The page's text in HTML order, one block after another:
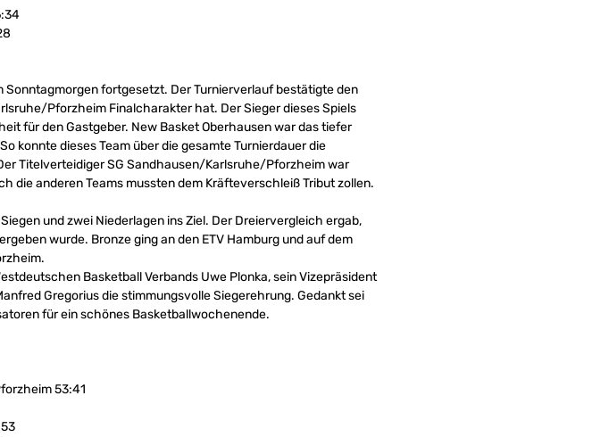
Sonntagmorgen fortgesetzt. Der Turnierverlauf bestätigte den
Pforzheim Finalcharakter hat. Der Sieger dieses Spiels
für den Gastgeber. New Basket Oberhausen war das tiefer
konnte dieses Team über die gesamte Turnierdauer die
Titelverteidiger SG Sandhausen/Karlsruhe/Pforzheim war
die anderen Teams mussten dem Kräfteverschleiß Tribut zollen.
und zwei Niederlagen ins Ziel. Der Dreiervergleich ergab,
wurde. Bronze ging an den ETV Hamburg und auf dem
Basketball Verbands Uwe Plonka, sein Vizepräsident
Gregorius die stimmungsvolle Siegerehrung. Gedankt sei
für ein schönes Basketballwochenende.
53:41